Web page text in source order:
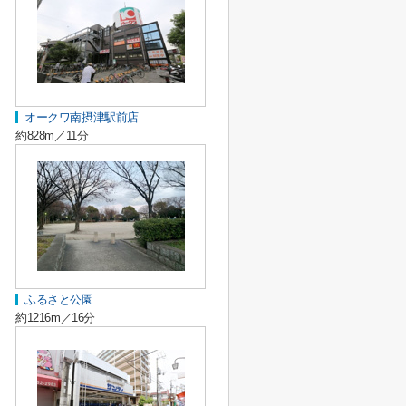
オークワ南摂津駅前店
約828m／11分
ふるさと公園
約1216m／16分